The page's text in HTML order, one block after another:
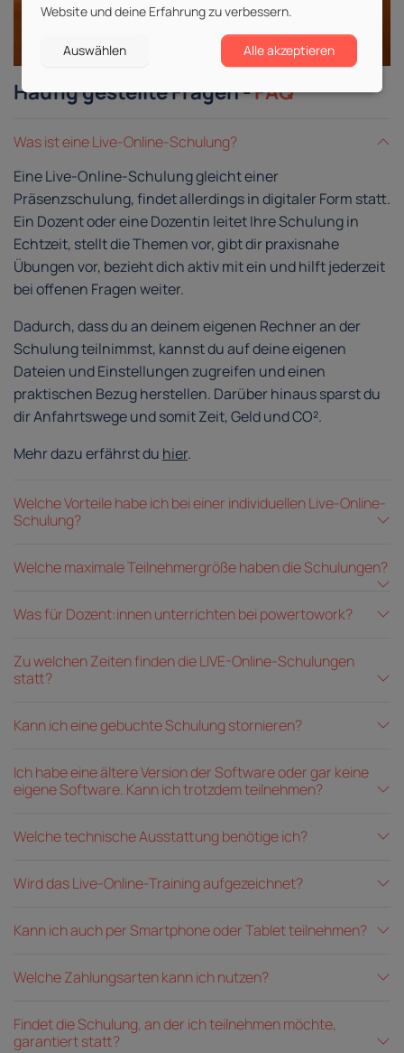
Häufig gestellte Fragen -FAQ
Was ist eine Live-Online-Schulung?
Eine Live-Online-Schulung gleicht einer
Präsenzschulung, findet allerdings in digitaler Form statt.
Ein Dozent oder eine Dozentin leitet Ihre Schulung in
Echtzeit, stellt die Themen vor, gibt dir praxisnahe
Übungen vor, bezieht dich aktiv mit ein und hilft jederzeit
bei offenen Fragen weiter.
Dadurch, dass du an deinem eigenen Rechner an der
Schulung teilnimmst, kannst du auf deine eigenen
Dateien und Einstellungen zugreifen und einen
praktischen Bezug herstellen. Darüber hinaus sparst du
dir Anfahrtswege und somit Zeit, Geld und CO².
Mehr dazu erfährst du hier.
Welche Vorteile habe ich bei einer individuellen Live-Online-
Schulung?
Welche maximale Teilnehmergröße haben die Schulungen?
Was für Dozent:innen unterrichten bei powertowork?
Zu welchen Zeiten finden die LIVE-Online-Schulungen
statt?
Kann ich eine gebuchte Schulung stornieren?
Ich habe eine ältere Version der Software oder gar keine
eigene Software. Kann ich trotzdem teilnehmen?
Welche technische Ausstattung benötige ich?
Wird das Live-Online-Training aufgezeichnet?
Kann ich auch per Smartphone oder Tablet teilnehmen?
Welche Zahlungsarten kann ich nutzen?
Findet die Schulung, an der ich teilnehmen möchte,
garantiert statt?
Website und deine Erfahrung zu verbessern.
Auswählen Alle akzeptieren